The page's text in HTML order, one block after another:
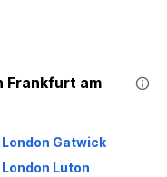
Frankfurt am
Gatwick
Luton